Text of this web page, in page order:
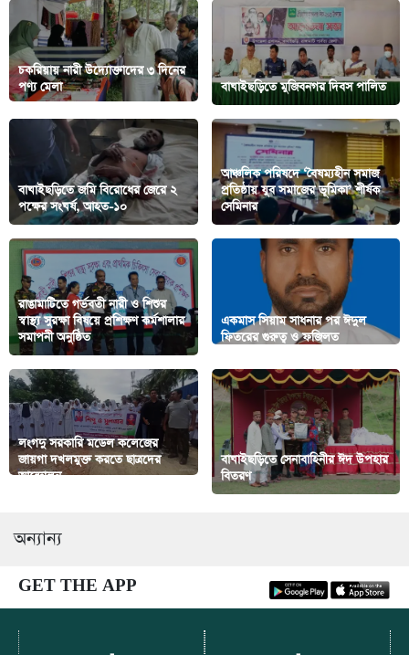
চকরিয়ায় নারী উদ্যোক্তাদের ৩ দিনের
পণ্য মেলা
বাঘাইছড়িতে মুজিবনগর দিবস পালিত
বাঘাইছড়িতে জমি বিরোধের জেরে ২
পক্ষের সংঘর্ষ, আহত-১০
আঞ্চলিক পরিষদে ‘বৈষম্যহীন সমাজ
প্রতিষ্ঠায় যুব সমাজের ভূমিকা’ শীর্ষক
সেমিনার
রাঙামাটিতে গর্ভবতী নারী ও শিশুর
স্বাস্থ্য সুরক্ষা বিষয়ে প্রশিক্ষণ কর্মশালার
সমাপনী অনুষ্ঠিত
একমাস সিয়াম সাধনার পর ঈদুল
ফিতরের গুরুত্ব ও ফজিলত
লংগদু সরকারি মডেল কলেজের
জায়গা দখলমুক্ত করতে ছাত্রদের
আন্দোলন
বাঘাইছড়িতে সেনাবাহিনীর ঈদ উপহার
বিতরণ
অন্যান্য
GET THE APP